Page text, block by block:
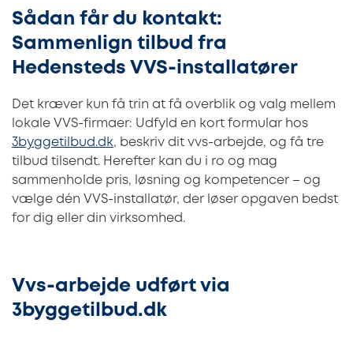
Sådan får du kontakt:
Sammenlign tilbud fra
Hedensteds VVS-installatører
Det kræver kun få trin at få overblik og valg mellem
lokale VVS-firmaer: Udfyld en kort formular hos
3byggetilbud.dk, beskriv dit vvs-arbejde, og få tre
tilbud tilsendt. Herefter kan du i ro og mag
sammenholde pris, løsning og kompetencer – og
vælge dén VVS-installatør, der løser opgaven bedst
for dig eller din virksomhed.
Vvs-arbejde udført via
3byggetilbud.dk